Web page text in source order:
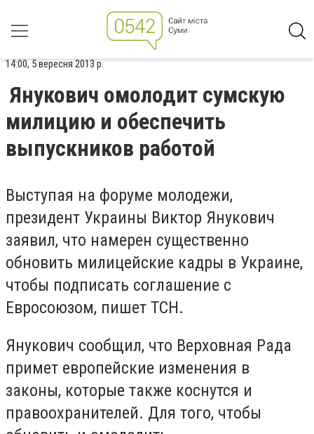
14:00, 5 вересня 2013 р.
Янукович омолодит сумскую
милицию и обеспечить
выпускников работой
Выступая на форуме молодежи,
президент Украины Виктор Янукович
заявил, что намерен существенно
обновить милицейские кадры в Украине,
чтобы подписать соглашение с
Евросоюзом, пишет ТСН.
Янукович сообщил, что Верховная Рада
примет европейские изменения в
законы, которые также коснутся и
правоохранителей. Для того, чтобы